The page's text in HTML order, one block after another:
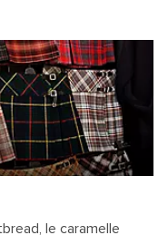
le caramelle